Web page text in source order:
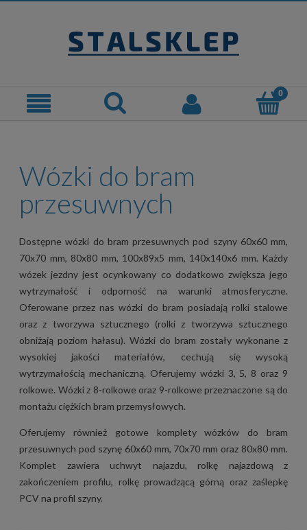
Wózki do bram
przesuwnych
Dostępne wózki do bram przesuwnych pod szyny 60x60 mm,
70x70 mm, 80x80 mm, 100x89x5 mm, 140x140x6 mm. Każdy
wózek jezdny jest ocynkowany co dodatkowo zwiększa jego
wytrzymałość i odporność na warunki atmosferyczne.
Oferowane przez nas wózki do bram posiadają rolki stalowe
oraz z tworzywa sztucznego (rolki z tworzywa sztucznego
obniżają poziom hałasu). Wózki do bram zostały wykonane z
wysokiej jakości materiałów, cechują się wysoką
wytrzymałością mechaniczną. Oferujemy wózki 3, 5, 8 oraz 9
rolkowe. Wózki z 8-rolkowe oraz 9-rolkowe przeznaczone są do
montażu ciężkich bram przemysłowych.
Oferujemy również gotowe komplety wózków do bram
przesuwnych pod szynę 60x60 mm, 70x70 mm oraz 80x80 mm.
Komplet zawiera uchwyt najazdu, rolkę najazdową z
zakończeniem profilu, rolkę prowadzącą górną oraz zaślepkę
PCV na profil szyny.